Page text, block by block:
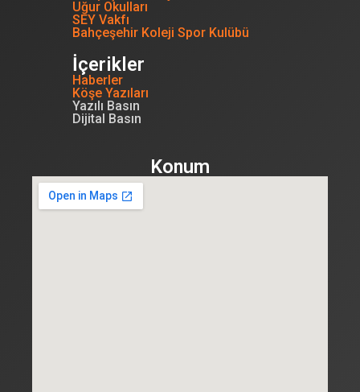
Uğur Okulları
SEY Vakfı
Bahçeşehir Koleji Spor Kulübü
İçerikler
Haberler
Köşe Yazıları
Yazılı Basın
Dijital Basın
Konum